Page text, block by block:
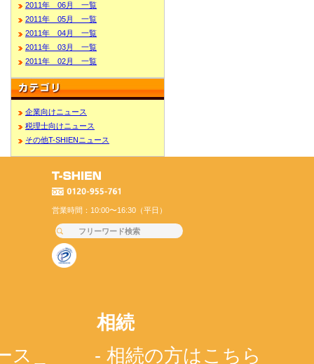
2011年 06月 一覧
2011年 05月 一覧
2011年 04月 一覧
2011年 03月 一覧
2011年 02月 一覧
企業向けニュース
税理士向けニュース
その他T-SHIENニュース
営業時間：10:00〜16:30（平日）
ス
相続
- 相続の方はこちら